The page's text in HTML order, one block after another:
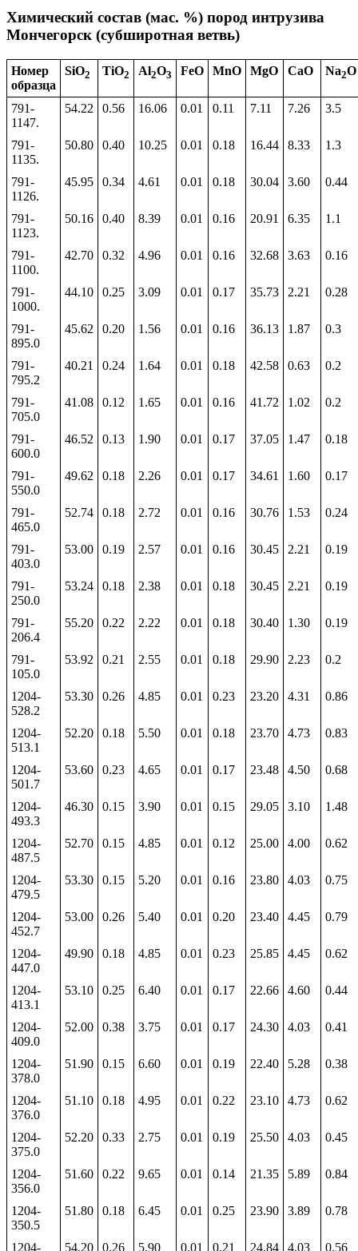
Химический состав (мас. %) пород интрузива
Мончегорск (субширотная ветвь)
Номер
образца
SiO2 TiO2 Al2O3 FeO MnO MgO CaO Na2O
791-
1147.
54.22 0.56 16.06 0.01 0.11 7.11 7.26 3.5
791-
1135.
50.80 0.40 10.25 0.01 0.18 16.44 8.33 1.3
791-
1126.
45.95 0.34 4.61 0.01 0.18 30.04 3.60 0.44
791-
1123.
50.16 0.40 8.39 0.01 0.16 20.91 6.35 1.1
791-
1100.
42.70 0.32 4.96 0.01 0.16 32.68 3.63 0.16
791-
1000.
44.10 0.25 3.09 0.01 0.17 35.73 2.21 0.28
791-
895.0
45.62 0.20 1.56 0.01 0.16 36.13 1.87 0.3
791-
795.2
40.21 0.24 1.64 0.01 0.18 42.58 0.63 0.2
791-
705.0
41.08 0.12 1.65 0.01 0.16 41.72 1.02 0.2
791-
600.0
46.52 0.13 1.90 0.01 0.17 37.05 1.47 0.18
791-
550.0
49.62 0.18 2.26 0.01 0.17 34.61 1.60 0.17
791-
465.0
52.74 0.18 2.72 0.01 0.16 30.76 1.53 0.24
791-
403.0
53.00 0.19 2.57 0.01 0.16 30.45 2.21 0.19
791-
250.0
53.24 0.18 2.38 0.01 0.18 30.45 2.21 0.19
791-
206.4
55.20 0.22 2.22 0.01 0.18 30.40 1.30 0.19
791-
105.0
53.92 0.21 2.55 0.01 0.18 29.90 2.23 0.2
1204-
528.2
53.30 0.26 4.85 0.01 0.23 23.20 4.31 0.86
1204-
513.1
52.20 0.18 5.50 0.01 0.18 23.70 4.73 0.83
1204-
501.7
53.60 0.23 4.65 0.01 0.17 23.48 4.50 0.68
1204-
493.3
46.30 0.15 3.90 0.01 0.15 29.05 3.10 1.48
1204-
487.5
52.70 0.15 4.85 0.01 0.12 25.00 4.00 0.62
1204-
479.5
53.30 0.15 5.20 0.01 0.16 23.80 4.03 0.75
1204-
452.7
53.00 0.26 5.40 0.01 0.20 23.40 4.45 0.79
1204-
447.0
49.90 0.18 4.85 0.01 0.23 25.85 4.45 0.62
1204-
413.1
53.10 0.25 6.40 0.01 0.17 22.66 4.60 0.44
1204-
409.0
52.00 0.38 3.75 0.01 0.17 24.30 4.03 0.41
1204-
378.0
51.90 0.15 6.60 0.01 0.19 22.40 5.28 0.38
1204-
376.0
51.10 0.18 4.95 0.01 0.22 23.10 4.73 0.62
1204-
375.0
52.20 0.33 2.75 0.01 0.19 25.50 4.03 0.45
1204-
356.0
51.60 0.22 9.65 0.01 0.14 21.35 5.89 0.84
1204-
350.5
51.80 0.18 6.45 0.01 0.25 23.90 3.89 0.78
1204- 54.20 0.26 5.90 0.01 0.21 24.84 4.03 0.56